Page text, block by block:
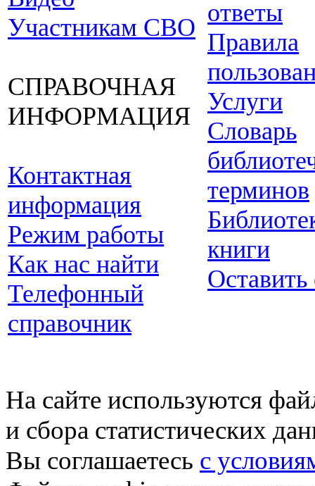
Участникам СВО
СПРАВОЧНАЯ
ИНФОРМАЦИЯ
Контактная
информация
Режим работы
Как нас найти
Телефонный
справочник
ответы
Правила
Услуги
Словарь
терминов
книги
Оставить
На сайте используются
и сбора статистических
Вы соглашаетесь с